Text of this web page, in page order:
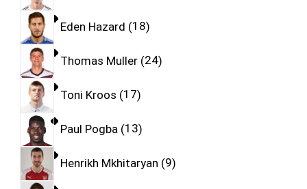
Eden Hazard 18
Thomas Muller 24
Toni Kroos 17
Paul Pogba 13
Henrikh Mkhitaryan 9